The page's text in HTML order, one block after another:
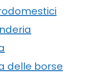
delle borse